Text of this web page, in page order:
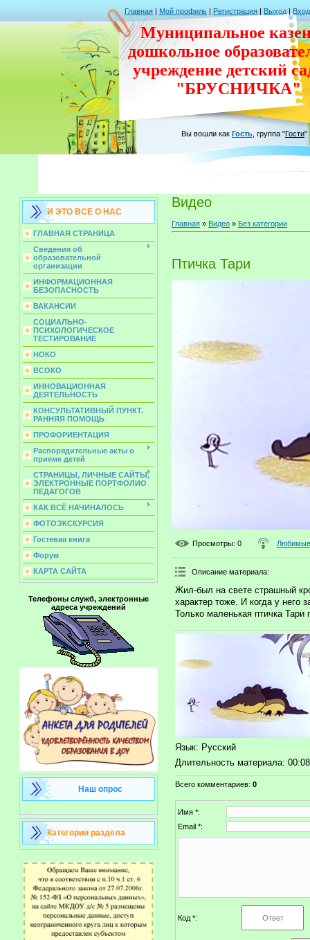
Главная | Мой профиль | Регистрация | Выход | Вход
Муниципальное
дошкольное
учреждение детский
"БРУСНИЧКА"
Вы вошли как Гость группа "Гости"
И ЭТО ВСЕ О НАС
ГЛАВНАЯ СТРАНИЦА
Сведения об
образовательной
организации
ИНФОРМАЦИОННАЯ
БЕЗОПАСНОСТЬ
ВАКАНСИИ
СОЦИАЛЬНО-
ПСИХОЛОГИЧЕСКОЕ
ТЕСТИРОВАНИЕ
НОКО
ВСОКО
ИННОВАЦИОННАЯ
ДЕЯТЕЛЬНОСТЬ
КОНСУЛЬТАТИВНЫЙ ПУНКТ.
РАННЯЯ ПОМОЩЬ
ПРОФОРИЕНТАЦИЯ
Распорядительные акты о
приеме детей
СТРАНИЦЫ, ЛИЧНЫЕ САЙТЫ,
ЭЛЕКТРОННЫЕ ПОРТФОЛИО
ПЕДАГОГОВ
КАК ВСЁ НАЧИНАЛОСЬ
ФОТОЭКСКУРСИЯ
Гостевая книга
Форум
КАРТА САЙТА
Телефоны служб, электронные
адреса учреждений
Наш опрос
Категории раздела
Видео
Главная » Видео » Без категории
Птичка Тари
Просмотры: 0 Любимые
Описание материала:
Жил-был на свете страшный
характер тоже. И когда у него
Только маленькая птичка
Язык: Русский
Длительность материала:
Всего комментариев: 0
Имя *:
Email *:
Код *: